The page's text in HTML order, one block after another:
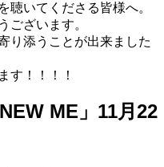
聴いてくださる皆様へ。
ございます。
り添うことが出来ました
す！！！！
ME」11月22